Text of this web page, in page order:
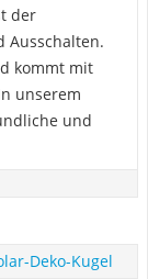
der
Ausschalten.
kommt mit
unserem
und
Deko-Kugel